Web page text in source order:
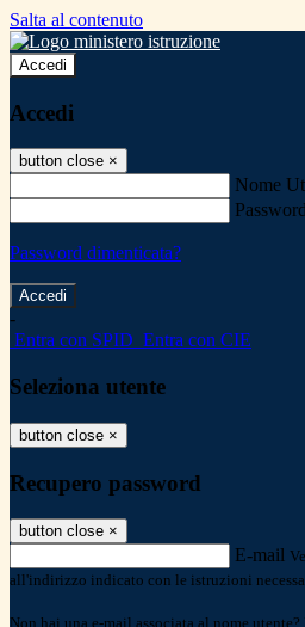
Salta al contenuto
Accedi
Accedi
button close ×
Nome
Password dimenticata?
-
Entra con SPID Entra con CIE
Seleziona utente
button close ×
Recupero password
button close ×
E-mail
all'indirizzo indicato con le istruzioni
Non hai una e-mail associata al nome